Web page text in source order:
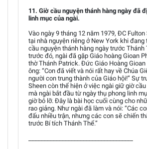
11. Giờ cầu nguyện thánh hàng ngày đã
linh mục của ngài.
Vào ngày 9 tháng 12 năm 1979, ĐC
tại nhà nguyện riêng ở New York khi đang
cầu nguyện thánh hàng ngày trước Thánh
trước đó, ngài đã gặp Giáo hoàng Gioan
thờ Thánh Patrick. Đức Giáo Hoàng
ông: “Con đã viết và nói rất hay về Chúa
người con trung thành của Giáo hội!” Sự
Sheen còn thể hiện ở việc ngài giữ giờ
mà ngài bắt đầu từ ngày thụ phong linh
giờ bỏ lỡ. Đây là bài học cuối cùng cho
rao giảng. Như ngài đã làm và nói: “Các
đấu nhiều trận, nhưng các con sẽ chiến
trước Bí tích Thánh Thể.”